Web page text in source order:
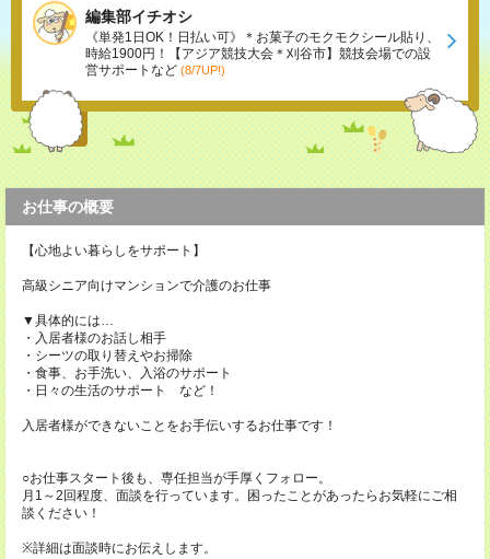
編集部イチオシ
《単発1日OK！日払い可》＊お菓子のモクモクシール貼り、
時給1900円！【アジア競技大会＊刈谷市】競技会場での設
営サポートなど (8/7UP!)
お仕事の概要
【心地よい暮らしをサポート】
高級シニア向けマンションで介護のお仕事
▼具体的には…
・入居者様のお話し相手
・シーツの取り替えやお掃除
・食事、お手洗い、入浴のサポート
・日々の生活のサポート など！
入居者様ができないことをお手伝いするお仕事です！
○お仕事スタート後も、専任担当が手厚くフォロー。
月1～2回程度、面談を行っています。困ったことがあったらお気軽にご相
談ください！
※詳細は面談時にお伝えします。